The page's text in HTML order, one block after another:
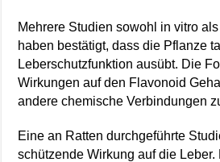
Mehrere Studien sowohl in vitro
haben bestätigt, dass die Pflanze
Leberschutzfunktion ausübt. Die
Wirkungen auf den Flavonoid
andere chemische Verbindungen
Eine an Ratten durchgeführte
schützende Wirkung auf die